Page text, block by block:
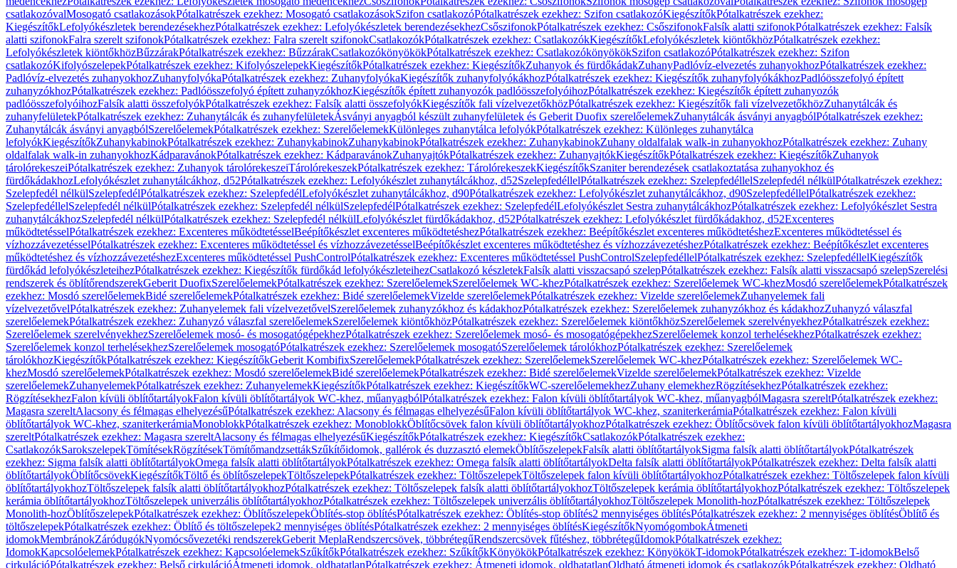
csatlakozóvalMosogató csatlakozásokPótalkatrészek ezekhez: Mosogató csatlakozásokSzifon csatlakozóPótalkatrészek ezekhez: Szifon csatlakozóKiegészítőkPótalkatrészek ezekhez:
KiegészítőkLefolyókészletek berendezésekhezPótalkatrészek ezekhez: Lefolyókészletek berendezésekhezCsőszifonokPótalkatrészek ezekhez: CsőszifonokFalsík alatti szifonokPótalkatrészek ezekhez: Falsík
alatti szifonokFalra szerelt szifonokPótalkatrészek ezekhez: Falra szerelt szifonokCsatlakozókPótalkatrészek ezekhez: CsatlakozókKiegészítőkLefolyókészletek kiöntőkhözPótalkatrészek ezekhez:
Lefolyókészletek kiöntőkhözBűzzárakPótalkatrészek ezekhez: BűzzárakCsatlakozókönyökökPótalkatrészek ezekhez: CsatlakozókönyökökSzifon csatlakozóPótalkatrészek ezekhez: Szifon
csatlakozóKifolyószelepekPótalkatrészek ezekhez: KifolyószelepekKiegészítőkPótalkatrészek ezekhez: KiegészítőkZuhanyok és fürdőkádakZuhanyPadlóvíz-elvezetés zuhanyokhozPótalkatrészek ezekhez:
Padlóvíz-elvezetés zuhanyokhozZuhanyfolyókaPótalkatrészek ezekhez: ZuhanyfolyókaKiegészítők zuhanyfolyókákhozPótalkatrészek ezekhez: Kiegészítők zuhanyfolyókákhozPadlóösszefolyó épített
zuhanyzókhozPótalkatrészek ezekhez: Padlóösszefolyó épített zuhanyzókhozKiegészítők épített zuhanyozók padlóösszefolyóihozPótalkatrészek ezekhez: Kiegészítők épített zuhanyozók
padlóösszefolyóihozFalsík alatti összefolyókPótalkatrészek ezekhez: Falsík alatti összefolyókKiegészítők fali vízelvezetőkhözPótalkatrészek ezekhez: Kiegészítők fali vízelvezetőkhözZuhanytálcák és
zuhanyfelületekPótalkatrészek ezekhez: Zuhanytálcák és zuhanyfelületekÁsványi anyagból készült zuhanyfelületek és Geberit Duofix szerelőelemekZuhanytálcák ásványi anyagbólPótalkatrészek ezekhez:
Zuhanytálcák ásványi anyagbólSzerelőelemekPótalkatrészek ezekhez: SzerelőelemekKülönleges zuhanytálca lefolyókPótalkatrészek ezekhez: Különleges zuhanytálca
lefolyókKiegészítőkZuhanykabinokPótalkatrészek ezekhez: ZuhanykabinokZuhanykabinokPótalkatrészek ezekhez: ZuhanykabinokZuhany oldalfalak walk-in zuhanyokhozPótalkatrészek ezekhez: Zuhany
oldalfalak walk-in zuhanyokhozKádparavánokPótalkatrészek ezekhez: KádparavánokZuhanyajtókPótalkatrészek ezekhez: ZuhanyajtókKiegészítőkPótalkatrészek ezekhez: KiegészítőkZuhanyok
tárolórekeszeiPótalkatrészek ezekhez: Zuhanyok tárolórekeszeiTárolórekeszekPótalkatrészek ezekhez: TárolórekeszekKiegészítőkSzaniter berendezések csatlakoztatása zuhanyokhoz és
fürdőkádakhozLefolyókészlet zuhanytálcákhoz, d52Pótalkatrészek ezekhez: Lefolyókészlet zuhanytálcákhoz, d52SzelepfedéllelPótalkatrészek ezekhez: SzelepfedéllelSzelepfedél nélkülPótalkatrészek ezekhez:
Szelepfedél nélkülSzelepfedélPótalkatrészek ezekhez: SzelepfedélLefolyókészlet zuhanytálcákhoz, d90Pótalkatrészek ezekhez: Lefolyókészlet zuhanytálcákhoz, d90SzelepfedéllelPótalkatrészek ezekhez:
SzelepfedéllelSzelepfedél nélkülPótalkatrészek ezekhez: Szelepfedél nélkülSzelepfedélPótalkatrészek ezekhez: SzelepfedélLefolyókészlet Sestra zuhanytálcákhozPótalkatrészek ezekhez: Lefolyókészlet Sestra
zuhanytálcákhozSzelepfedél nélkülPótalkatrészek ezekhez: Szelepfedél nélkülLefolyókészlet fürdőkádakhoz, d52Pótalkatrészek ezekhez: Lefolyókészlet fürdőkádakhoz, d52Excenteres
működtetésselPótalkatrészek ezekhez: Excenteres működtetésselBeépítőkészlet excenteres működtetéshezPótalkatrészek ezekhez: Beépítőkészlet excenteres működtetéshezExcenteres működtetéssel és
vízhozzávezetésselPótalkatrészek ezekhez: Excenteres működtetéssel és vízhozzávezetésselBeépítőkészlet excenteres működtetéshez és vízhozzávezetéshezPótalkatrészek ezekhez: Beépítőkészlet excenteres
működtetéshez és vízhozzávezetéshezExcenteres működtetéssel PushControlPótalkatrészek ezekhez: Excenteres működtetéssel PushControlSzelepfedéllelPótalkatrészek ezekhez: SzelepfedéllelKiegészítők
fürdőkád lefolyókészleteihezPótalkatrészek ezekhez: Kiegészítők fürdőkád lefolyókészleteihezCsatlakozó készletekFalsík alatti visszacsapó szelepPótalkatrészek ezekhez: Falsík alatti visszacsapó szelepSzerelési
rendszerek és öblítőrendszerekGeberit DuofixSzerelőelemekPótalkatrészek ezekhez: SzerelőelemekSzerelőelemek WC-khezPótalkatrészek ezekhez: Szerelőelemek WC-khezMosdó szerelőelemekPótalkatrészek
ezekhez: Mosdó szerelőelemekBidé szerelőelemekPótalkatrészek ezekhez: Bidé szerelőelemekVizelde szerelőelemekPótalkatrészek ezekhez: Vizelde szerelőelemekZuhanyelemek fali
vízelvezetővelPótalkatrészek ezekhez: Zuhanyelemek fali vízelvezetővelSzerelőelemek zuhanyzókhoz és kádakhozPótalkatrészek ezekhez: Szerelőelemek zuhanyzókhoz és kádakhozZuhanyzó válaszfal
szerelőelemekPótalkatrészek ezekhez: Zuhanyzó válaszfal szerelőelemekSzerelőelemek kiöntőkhözPótalkatrészek ezekhez: Szerelőelemek kiöntőkhözSzerelőelemek szerelvényekhezPótalkatrészek ezekhez:
Szerelőelemek szerelvényekhezSzerelőelemek mosó- és mosogatógépekhezPótalkatrészek ezekhez: Szerelőelemek mosó- és mosogatógépekhezSzerelőelemek konzol terhelésekhezPótalkatrészek ezekhez:
Szerelőelemek konzol terhelésekhezSzerelőelemek mosogatóPótalkatrészek ezekhez: Szerelőelemek mosogatóSzerelőelemek tárolókhozPótalkatrészek ezekhez: Szerelőelemek
tárolókhozKiegészítőkPótalkatrészek ezekhez: KiegészítőkGeberit KombifixSzerelőelemekPótalkatrészek ezekhez: SzerelőelemekSzerelőelemek WC-khezPótalkatrészek ezekhez: Szerelőelemek WC-
khezMosdó szerelőelemekPótalkatrészek ezekhez: Mosdó szerelőelemekBidé szerelőelemekPótalkatrészek ezekhez: Bidé szerelőelemekVizelde szerelőelemekPótalkatrészek ezekhez: Vizelde
szerelőelemekZuhanyelemekPótalkatrészek ezekhez: ZuhanyelemekKiegészítőkPótalkatrészek ezekhez: KiegészítőkWC-szerelőelemekhezZuhany elemekhezRögzítésekhezPótalkatrészek ezekhez:
RögzítésekhezFalon kívüli öblítőtartályokFalon kívüli öblítőtartályok WC-khez, műanyagbólPótalkatrészek ezekhez: Falon kívüli öblítőtartályok WC-khez, műanyagbólMagasra szereltPótalkatrészek ezekhez:
Magasra szereltAlacsony és félmagas elhelyezésűPótalkatrészek ezekhez: Alacsony és félmagas elhelyezésűFalon kívüli öblítőtartályok WC-khez, szaniterkerámiaPótalkatrészek ezekhez: Falon kívüli
öblítőtartályok WC-khez, szaniterkerámiaMonoblokkPótalkatrészek ezekhez: MonoblokkÖblítőcsövek falon kívüli öblítőtartályokhozPótalkatrészek ezekhez: Öblítőcsövek falon kívüli öblítőtartályokhozMagasra
szereltPótalkatrészek ezekhez: Magasra szereltAlacsony és félmagas elhelyezésűKiegészítőkPótalkatrészek ezekhez: KiegészítőkCsatlakozókPótalkatrészek ezekhez:
CsatlakozókSarokszelepekTömítésekRögzítésekTömítőmandzsettákSzűkítőidomok, gallérok és duzzasztó elemekÖblítőszelepekFalsík alatti öblítőtartályokSigma falsík alatti öblítőtartályokPótalkatrészek
ezekhez: Sigma falsík alatti öblítőtartályokOmega falsík alatti öblítőtartályokPótalkatrészek ezekhez: Omega falsík alatti öblítőtartályokDelta falsík alatti öblítőtartályokPótalkatrészek ezekhez: Delta falsík alatti
öblítőtartályokÖblítőcsövekKiegészítőkTöltő és öblítőszelepekTöltőszelepekPótalkatrészek ezekhez: TöltőszelepekTöltőszelepek falon kívüli öblítőtartályokhozPótalkatrészek ezekhez: Töltőszelepek falon kívüli
öblítőtartályokhozTöltőszelepek falsík alatti öblítőtartályokhozPótalkatrészek ezekhez: Töltőszelepek falsík alatti öblítőtartályokhozTöltőszelepek kerámia öblítőtartályokhozPótalkatrészek ezekhez: Töltőszelepek
kerámia öblítőtartályokhozTöltőszelepek univerzális öblítőtartályokhozPótalkatrészek ezekhez: Töltőszelepek univerzális öblítőtartályokhozTöltőszelepek Monolith-hozPótalkatrészek ezekhez: Töltőszelepek
Monolith-hozÖblítőszelepekPótalkatrészek ezekhez: ÖblítőszelepekÖblítés-stop öblítésPótalkatrészek ezekhez: Öblítés-stop öblítés2 mennyiséges öblítésPótalkatrészek ezekhez: 2 mennyiséges öblítésÖblítő és
töltőszelepekPótalkatrészek ezekhez: Öblítő és töltőszelepek2 mennyiséges öblítésPótalkatrészek ezekhez: 2 mennyiséges öblítésKiegészítőkNyomógombokÁtmeneti
idomokMembránokZáródugókNyomócsővezetéki rendszerekGeberit MeplaRendszercsövek, többrétegűRendszercsövek fűtéshez, többrétegűIdomokPótalkatrészek ezekhez:
IdomokKapcsolóelemekPótalkatrészek ezekhez: KapcsolóelemekSzűkítőkPótalkatrészek ezekhez: SzűkítőkKönyökökPótalkatrészek ezekhez: KönyökökT-idomokPótalkatrészek ezekhez: T-idomokBelső
cirkulációPótalkatrészek ezekhez: Belső cirkulációÁtmeneti idomok, oldhatatlanPótalkatrészek ezekhez: Átmeneti idomok, oldhatatlanOldható átmeneti idomok és csatlakozókPótalkatrészek ezekhez: Oldható